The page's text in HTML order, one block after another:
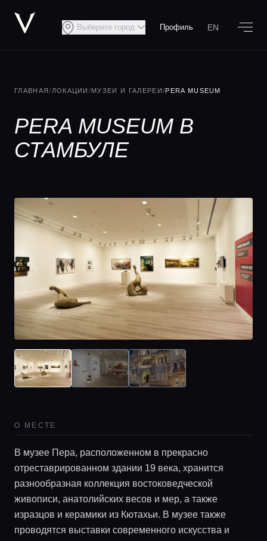
Локации
Гиды
Консьерж сервис
Выберите город Профиль EN
ГЛАВНАЯ/ ЛОКАЦИИ /МУЗЕИ И ГАЛЕРЕИ/PERA MUSEUM
PERA MUSEUM В
СТАМБУЛЕ
О МЕСТЕ
В музее Пера, расположенном в прекрасно
отреставрированном здании 19 века, хранится
разнообразная коллекция востоковедческой
живописи, анатолийских весов и мер, а также
изразцов и керамики из Кютахьи. В музее также
проводятся выставки современного искусства и